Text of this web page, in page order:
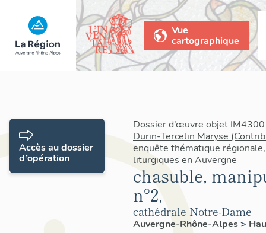
Vue
cartographique
Dossier d’œuvre objet
Durin-Tercelin Maryse
enquête thématique
liturgiques en Auvergne
chasuble,
n°2,
cathédrale Notre-Dame
Auvergne-Rhône-Alpes>
Accès au dossier
d’opération